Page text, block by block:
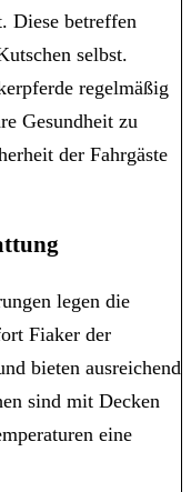
Diese betreffen
selbst.
regelmäßig
Gesundheit zu
der Fahrgäste
legen die
Fiaker der
bieten ausreichend
sind mit Decken
eine